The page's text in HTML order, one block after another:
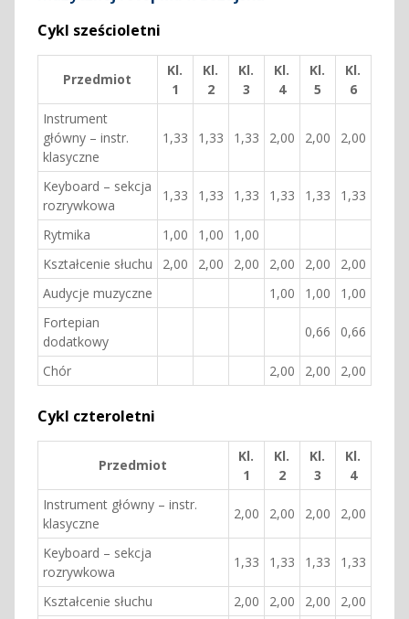
Cykl sześcioletni
Przedmiot
Kl.
1
Kl.
2
Kl.
3
Kl.
4
Kl.
5
Kl.
6
Instrument
główny – instr.
klasyczne
1,33 1,33 1,33 2,00 2,00 2,00
Keyboard – sekcja
rozrywkowa
1,33 1,33 1,33 1,33 1,33 1,33
Rytmika 1,00 1,00
1,00
Kształcenie słuchu
2,00 2,00 2,00 2,00 2,00
2,00
Audycje muzyczne
1,00 1,00
1,00
Fortepian
dodatkowy
0,66 0,66
Chór 2,00 2,00 2,00
Cykl czteroletni
Przedmiot
Kl.
1
Kl.
2
Kl.
3
Kl.
4
Instrument główny – instr.
klasyczne
2,00 2,00 2,00 2,00
Keyboard – sekcja
rozrywkowa
1,33 1,33 1,33 1,33
Kształcenie słuchu 2,00 2,00 2,00
2,00